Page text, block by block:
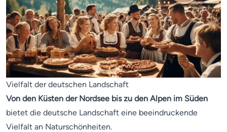
Vielfalt der deutschen Landschaft
Von den Küsten der Nordsee bis zu den Alpen im Süden
bietet die deutsche Landschaft eine beeindruckende
Vielfalt an Naturschönheiten.